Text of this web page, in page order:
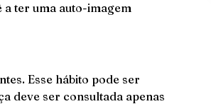
ter uma auto-imagem
Esse hábito pode ser
deve ser consultada apenas